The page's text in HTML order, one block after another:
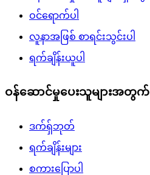
ဝင်ရောက်ပါ
လူနာအဖြစ် စာရင်းသွင်းပါ
ရက်ချိန်းယူပါ
ဝန်ဆောင်မှုပေးသူများအတွက်
ဒက်ရှ်ဘုတ်
ရက်ချိန်းများ
စကားပြောပါ